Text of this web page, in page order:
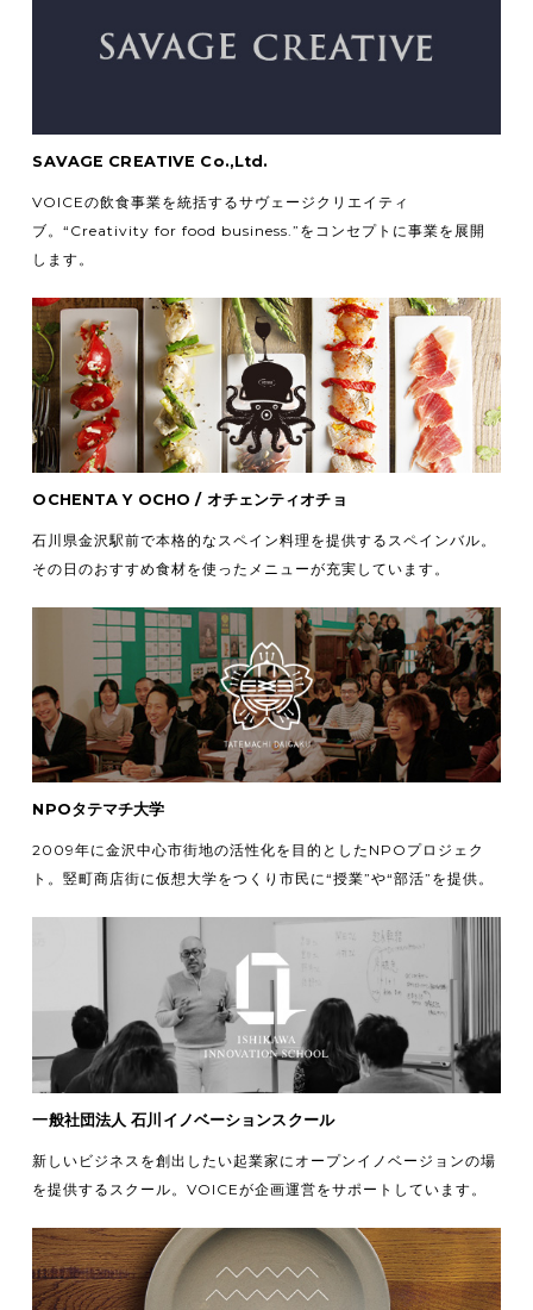
SAVAGE CREATIVE Co.,Ltd.
VOICEの飲食事業を統括するサヴェージクリエイティ
ブ。“Creativity for food business.”をコンセプトに事業を展開
します。
OCHENTA Y OCHO / オチェンティオチョ
石川県金沢駅前で本格的なスペイン料理を提供するスペインバル。
その日のおすすめ食材を使ったメニューが充実しています。
NPOタテマチ大学
2009年に金沢中心市街地の活性化を目的としたNPOプロジェク
ト。竪町商店街に仮想大学をつくり市民に“授業”や“部活”を提供。
一般社団法人 石川イノベーションスクール
新しいビジネスを創出したい起業家にオープンイノベージョンの場
を提供するスクール。VOICEが企画運営をサポートしています。